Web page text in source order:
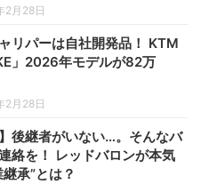
2月28日
リパーは自社開発品！ KTM
」2026年モデルが82万
2月28日
】後継者がいない…。そんなバ
絡を！ レッドバロンが本気
承”とは？